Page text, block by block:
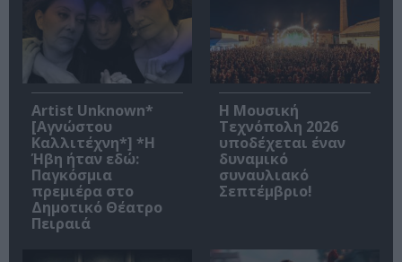
Artist Unknown*
[Αγνώστου
Καλλιτέχνη*] *Η
Ήβη ήταν εδώ:
Παγκόσμια
πρεμιέρα στο
Δημοτικό Θέατρο
Πειραιά
Η Μουσική
Τεχνόπολη 2026
υποδέχεται έναν
δυναμικό
συναυλιακό
Σεπτέμβριο!